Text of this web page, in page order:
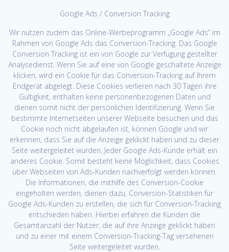
Google Ads / Conversion Tracking
Wir nutzen zudem das Online-Werbeprogramm „Google Ads“ im
Rahmen von Google Ads das Conversion-Tracking. Das Google
Conversion Tracking ist ein von Google zur Verfügung gestellter
Analysedienst. Wenn Sie auf eine von Google geschaltete Anzeige
klicken, wird ein Cookie für das Conversion-Tracking auf Ihrem
Endgerät abgelegt. Diese Cookies verlieren nach 30 Tagen ihre
Gültigkeit, enthalten keine personenbezogenen Daten und
dienen somit nicht der persönlichen Identifizierung. Wenn Sie
bestimmte Internetseiten unserer Webseite besuchen und das
Cookie noch nicht abgelaufen ist, können Google und wir
erkennen, dass Sie auf die Anzeige geklickt haben und zu dieser
Seite weitergeleitet wurden. Jeder Google Ads-Kunde erhält ein
anderes Cookie. Somit besteht keine Möglichkeit, dass Cookies
über Webseiten von Ads-Kunden nachverfolgt werden können.
Die Informationen, die mithilfe des Conversion-Cookie
eingeholten werden, dienen dazu, Conversion-Statistiken für
Google Ads-Kunden zu erstellen, die sich für Conversion-Tracking
entschieden haben. Hierbei erfahren die Kunden die
Gesamtanzahl der Nutzer, die auf ihre Anzeige geklickt haben
und zu einer mit einem Conversion-Tracking-Tag versehenen
Seite weitergeleitet wurden.